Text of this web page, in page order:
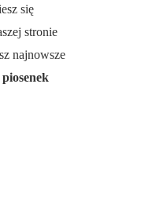
się
stronie
najnowsze
piosenek